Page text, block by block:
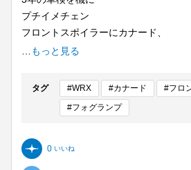
プチイメチェン
フロントスポイラーにカナード、
社外品フォグランプキット(純正LEDラ
もっと見る
タグ #WRX #カナード
#フロ
#フォグランプ
0 いいね